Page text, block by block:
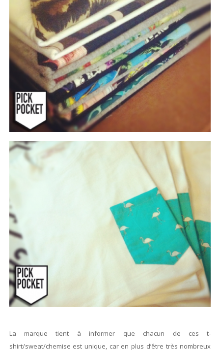
La marque tient à informer que chacun de ces t-
shirt/sweat/chemise est unique, car en plus d’être très nombreux